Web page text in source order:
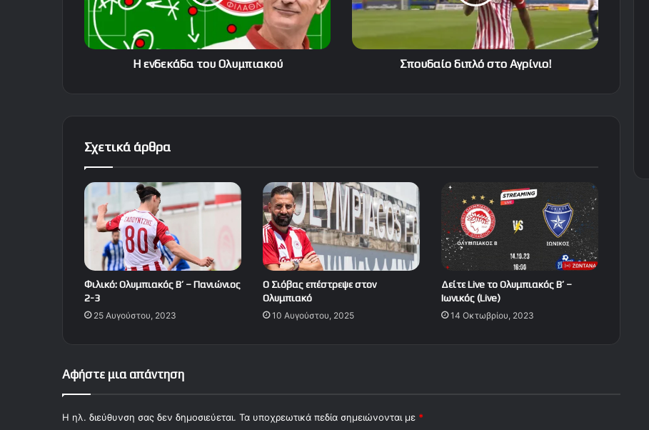
Η ενδεκάδα του Ολυμπιακού Σπουδαίο διπλό στο Αγρίνιο!
Σχετικά άρθρα
Φιλικό: Ολυμπιακός Β’ – Πανιώνιος
2-3
25 Αυγούστου, 2023
Ο Σιόβας επέστρεψε στον
Ολυμπιακό
10 Αυγούστου, 2025
Δείτε Live το Ολυμπιακός Β’ –
Ιωνικός (Live)
14 Οκτωβρίου, 2023
Αφήστε μια απάντηση
Η ηλ. διεύθυνση σας δεν δημοσιεύεται. Τα υποχρεωτικά πεδία σημειώνονται με *